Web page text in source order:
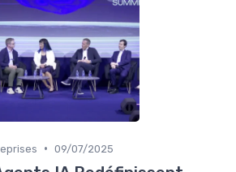
• 09/07/2025